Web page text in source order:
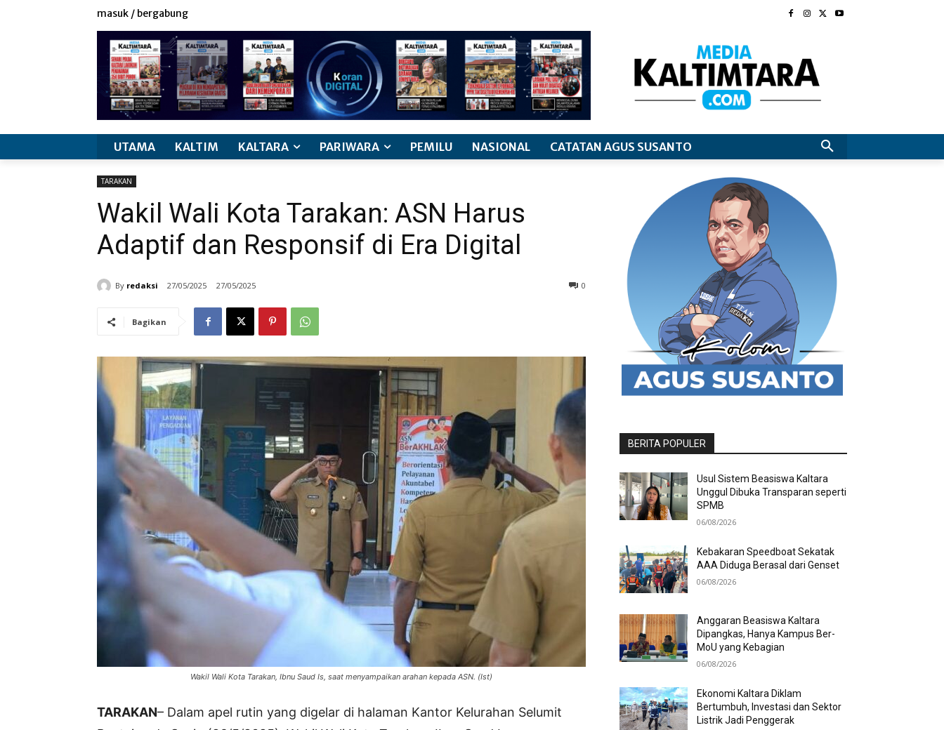
masuk / bergabung
UTAMA KALTIM KALTARA PARIWARA PEMILU NASIONAL CATATAN AGUS SUSANTO
TARAKAN
Wakil Wali Kota Tarakan: ASN Harus
Adaptif dan Responsif di Era Digital
By redaksi 27/05/2025 27/05/2025 0
Bagikan
Wakil Wali Kota Tarakan, Ibnu Saud Is, saat menyampaikan arahan kepada ASN. (Ist)
TARAKAN– Dalam apel rutin yang digelar di halaman Kantor Kelurahan Selumit
BERITA POPULER
Usul Sistem Beasiswa Kaltara
Unggul Dibuka Transparan seperti
SPMB
06/08/2026
Kebakaran Speedboat Sekatak
AAA Diduga Berasal dari Genset
06/08/2026
Anggaran Beasiswa Kaltara
Dipangkas, Hanya Kampus Ber-
MoU yang Kebagian
06/08/2026
Ekonomi Kaltara Diklam
Bertumbuh, Investasi dan Sektor
Listrik Jadi Penggerak